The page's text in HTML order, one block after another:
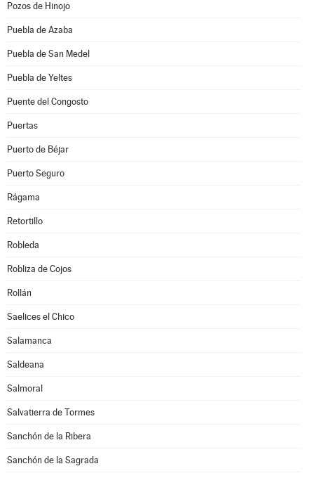
Pozos de Hinojo
Puebla de Azaba
Puebla de San Medel
Puebla de Yeltes
Puente del Congosto
Puertas
Puerto de Béjar
Puerto Seguro
Rágama
Retortillo
Robleda
Robliza de Cojos
Rollán
Saelices el Chico
Salamanca
Saldeana
Salmoral
Salvatierra de Tormes
Sanchón de la Ribera
Sanchón de la Sagrada